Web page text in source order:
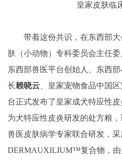
皇家皮肤临
带着这份共识，在东西部
肤（小动物）专科委员会主任委
东西部兽医平台创始人、东西
长赖晓云 、皇家宠物食品中国
台正式发布了皇家成犬特应性
为犬特应性皮炎研发的处方粮
兽医皮肤病学专家联合研发，
DERMAUXILIUM™复合物，由